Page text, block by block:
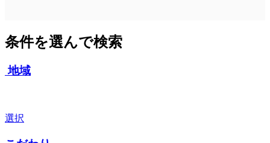
条件を選んで検索
地域
選択